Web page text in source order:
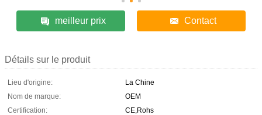
meilleur prix Contact
Détails sur le produit
Lieu d'origine:
La Chine
Nom de marque:
OEM
Certification:
CE,Rohs